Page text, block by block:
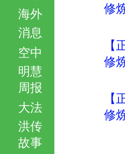
海外
消息
空中
明慧
周报
大法
洪传
故事
修
【
修
【
修